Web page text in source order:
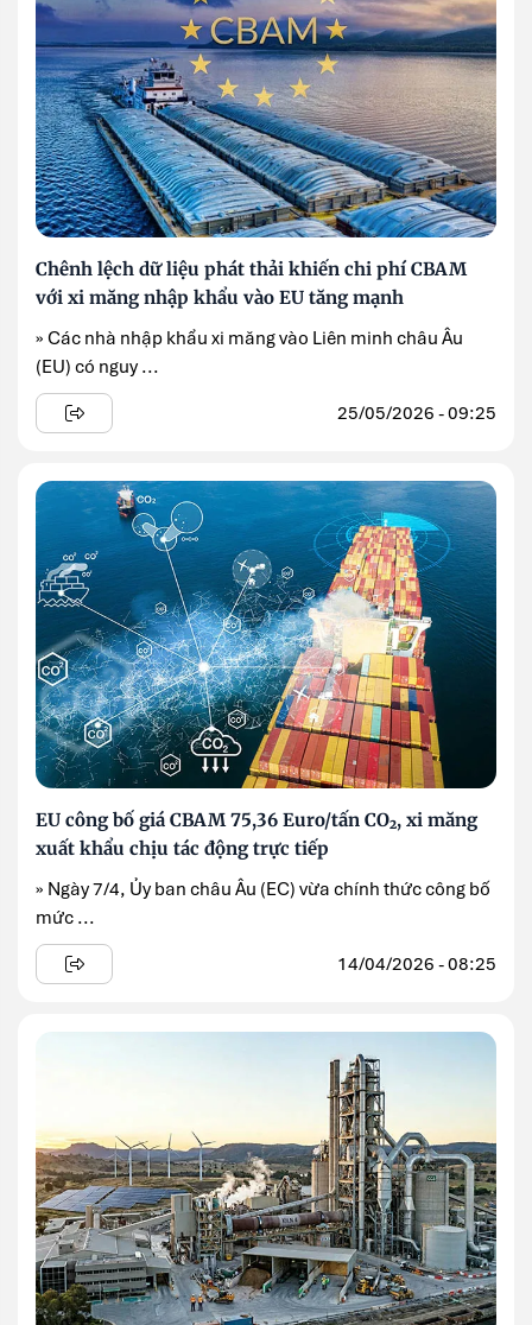
Chênh lệch dữ liệu phát thải khiến chi phí CBAM
với xi măng nhập khẩu vào EU tăng mạnh
» Các nhà nhập khẩu xi măng vào Liên minh châu Âu
(EU) có nguy ...
25/05/2026 - 09:25
EU công bố giá CBAM 75,36 Euro/tấn CO₂, xi măng
xuất khẩu chịu tác động trực tiếp
» Ngày 7/4, Ủy ban châu Âu (EC) vừa chính thức công bố
mức ...
14/04/2026 - 08:25